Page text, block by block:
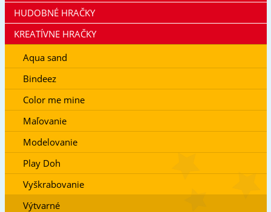
HUDOBNÉ HRAČKY
KREATÍVNE HRAČKY
Aqua sand
Bindeez
Color me mine
Maľovanie
Modelovanie
Play Doh
Vyškrabovanie
Výtvarné